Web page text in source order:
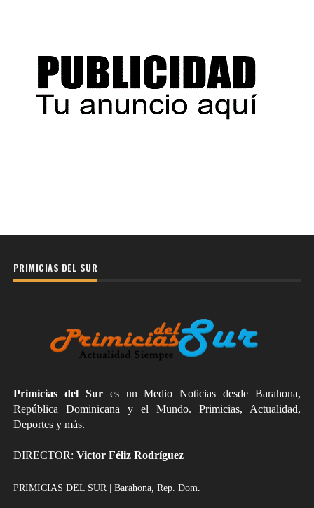
PRIMICIAS DEL SUR
Primicias del Sures un Medio Noticias desde Barahona,
República Dominicana y el Mundo. Primicias, Actualidad,
Deportes y más.
DIRECTOR: Victor Féliz Rodríguez
PRIMICIAS DEL SUR | Barahona, Rep. Dom.